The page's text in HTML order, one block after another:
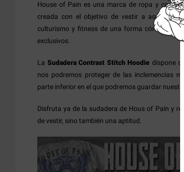
House of Pain es una marca de ropa y
creada con el objetivo de vestir a aquellos
culturismo y fitness de una forma cómoda a
exclusivos.
La Sudadera Contrast Stitch Hoodie dispone
nos podremos proteger de las inclemencias
parte inferior en el que podremos guardar
Disfruta ya de la sudadera de Hous of Pain y
de vestir, sino también una aptitud.